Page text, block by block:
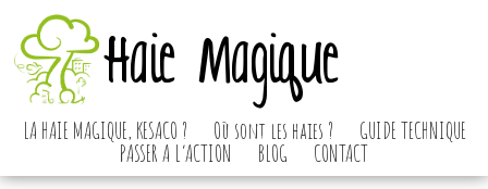
Haie Magique
LA HAIE MAGIQUE, KESACO ? Où sont les haies ?
GUIDE TECHNIQUE
PASSER A L’ACTION
BLOG CONTACT